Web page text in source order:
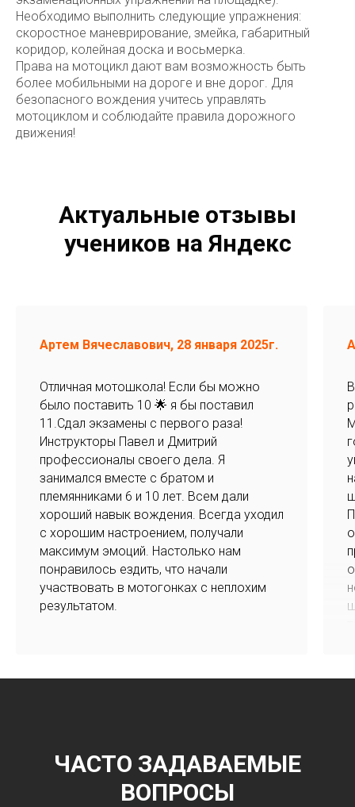
Необходимо выполнить следующие упражнения:
скоростное маневрирование, змейка, габаритный
коридор, колейная доска и восьмерка.
Права на мотоцикл дают вам возможность быть
более мобильными на дороге и вне дорог. Для
безопасного вождения учитесь управлять
мотоциклом и соблюдайте правила дорожного
движения!
Актуальные отзывы
учеников на Яндекс
Артем Вячеславович, 28 января 2025г.
Отличная мотошкола! Если бы можно
было поставить 10 🌟 я бы поставил
11.Сдал экзамены с первого раза!
Инструкторы Павел и Дмитрий
профессионалы своего дела. Я
занимался вместе с братом и
племянниками 6 и 10 лет. Всем дали
хороший навык вождения. Всегда уходил
с хорошим настроением, получали
максимум эмоций. Настолько нам
понравилось ездить, что начали
участвовать в мотогонках с неплохим
результатом.
ЧАСТО ЗАДАВАЕМЫЕ
ВОПРОСЫ